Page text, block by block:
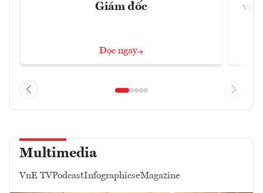
Giám đốc
Đọc ngay
vệ
Multimedia
VnE TVPodcastInfographicseMagazine